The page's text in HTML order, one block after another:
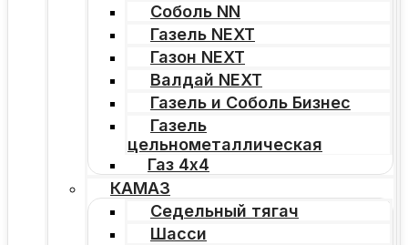
Соболь NN
Газель NEXT
Газон NEXT
Валдай NEXT
Газель и Соболь Бизнес
Газель
цельнометаллическая
Газ 4х4
КАМАЗ
Седельный тягач
Шасси